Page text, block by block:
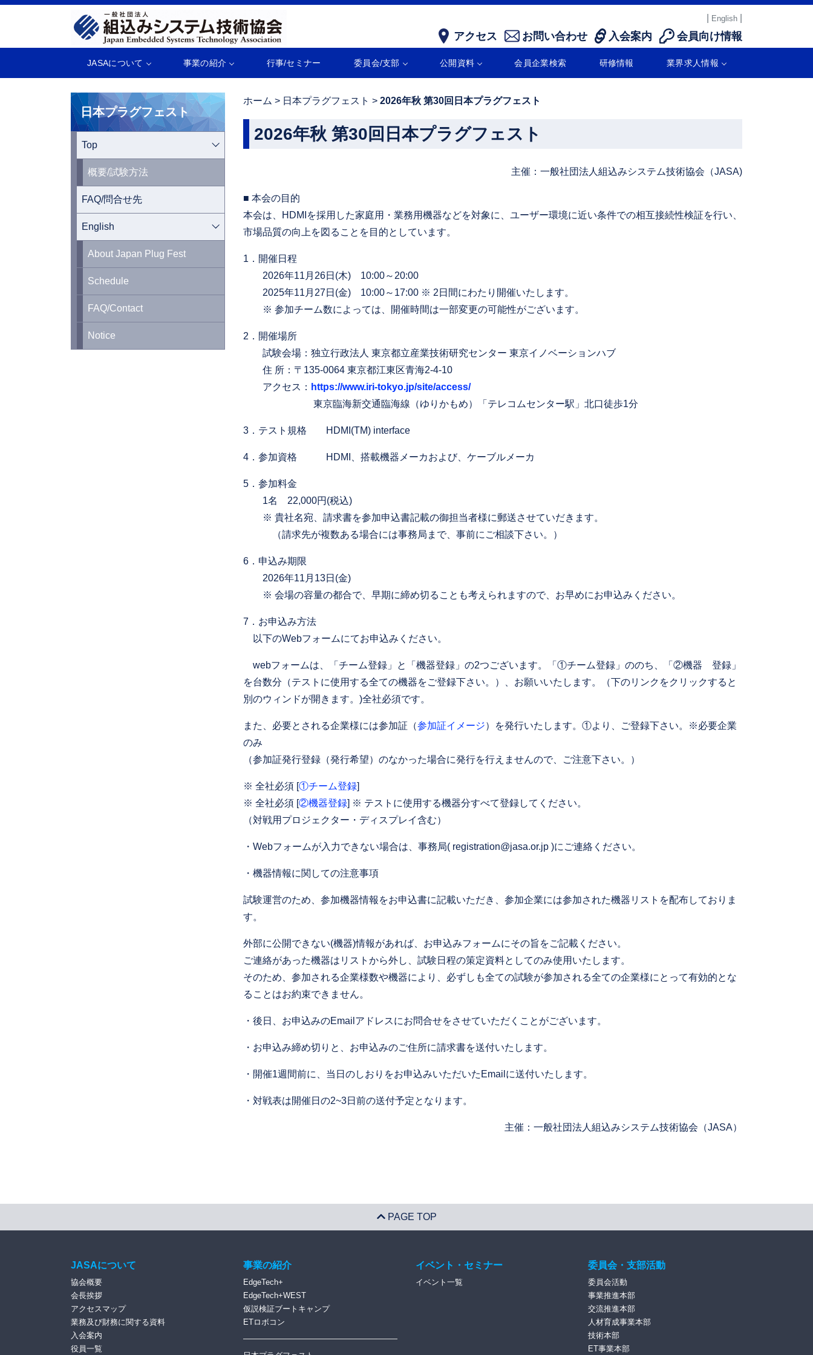
English
アクセス お問い合わせ 入会案内 会員向け情報
JASAについて 事業の紹介 行事/セミナー 委員会/支部 公開資料 会員企業検索 研修情報 業界求人情報
日本プラグフェスト
Top
概要/試験方法
FAQ/問合せ先
English
About Japan Plug Fest
Schedule
FAQ/Contact
Notice
ホーム > 日本プラグフェスト > 2026年秋 第30回日本プラグフェスト
2026年秋 第30回日本プラグフェスト
主催：一般社団法人組込みシステム技術協会（JASA)
■ 本会の目的
本会は、HDMIを採用した家庭用・業務用機器などを対象に、ユーザー環境に近い条件での相互接続性検証を行い、
市場品質の向上を図ることを目的としています。
1．開催日程
2026年11月26日(木) 10:00～20:00
2025年11月27日(金) 10:00～17:00 ※ 2日間にわたり開催いたします。
※ 参加チーム数によっては、開催時間は一部変更の可能性がございます。
2．開催場所
試験会場：独立行政法人 東京都立産業技術研究センター 東京イノベーションハブ
住 所：〒135-0064 東京都江東区青海2-4-10
アクセス： https://www.iri-tokyo.jp/site/access/
東京臨海新交通臨海線（ゆりかもめ）「テレコムセンター駅」北口徒歩1分
3．テスト規格 HDMI(TM) interface
4．参加資格 HDMI、搭載機器メーカおよび、ケーブルメーカ
5．参加料金
1名 22,000円(税込)
※ 貴社名宛、請求書を参加申込書記載の御担当者様に郵送させていだきます。
（請求先が複数ある場合には事務局まで、事前にご相談下さい。）
6．申込み期限
2026年11月13日(金)
※ 会場の容量の都合で、早期に締め切ることも考えられますので、お早めにお申込みください。
7．お申込み方法
以下のWebフォームにてお申込みください。
webフォームは、「チーム登録」と「機器登録」の2つございます。「①チーム登録」ののち、「②機器 登録」
を台数分（テストに使用する全ての機器をご登録下さい。）、お願いいたします。（下のリンクをクリックすると
別のウィンドが開きます。)全社必須です。
また、必要とされる企業様には参加証（参加証イメージ）を発行いたします。①より、ご登録下さい。※必要企業
のみ
（参加証発行登録（発行希望）のなかった場合に発行を行えませんので、ご注意下さい。）
※ 全社必須 [①チーム登録]
※ 全社必須 [②機器登録] ※ テストに使用する機器分すべて登録してください。
（対戦用プロジェクター・ディスプレイ含む）
・Webフォームが入力できない場合は、事務局( registration@jasa.or.jp )にご連絡ください。
・機器情報に関しての注意事項
試験運営のため、参加機器情報をお申込書に記載いただき、参加企業には参加された機器リストを配布しておりま
す。
外部に公開できない(機器)情報があれば、お申込みフォームにその旨をご記載ください。
ご連絡があった機器はリストから外し、試験日程の策定資料としてのみ使用いたします。
そのため、参加される企業様数や機器により、必ずしも全ての試験が参加される全ての企業様にとって有効的とな
ることはお約束できません。
・後日、お申込みのEmailアドレスにお問合せをさせていただくことがございます。
・お申込み締め切りと、お申込みのご住所に請求書を送付いたします。
・開催1週間前に、当日のしおりをお申込みいただいたEmailに送付いたします。
・対戦表は開催日の2~3日前の送付予定となります。
主催：一般社団法人組込みシステム技術協会（JASA）
PAGE TOP
JASAについて
協会概要
会長挨拶
アクセスマップ
業務及び財務に関する資料
入会案内
役員一覧
事業の紹介
EdgeTech+
EdgeTech+WEST
仮説検証ブートキャンプ
ETロボコン
イベント・セミナー
イベント一覧
委員会・支部活動
委員会活動
事業推進本部
交流推進本部
人材育成事業本部
技術本部
ET事業本部